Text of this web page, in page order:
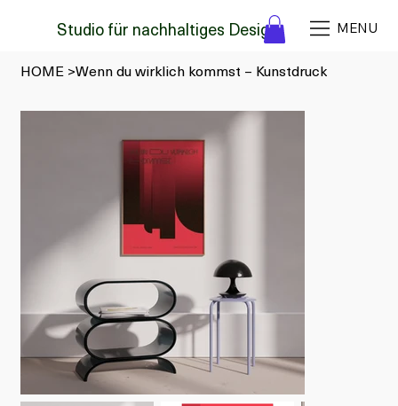
Studio für nachhaltiges Design MENU
HOME >Wenn du wirklich kommst – Kunstdruck